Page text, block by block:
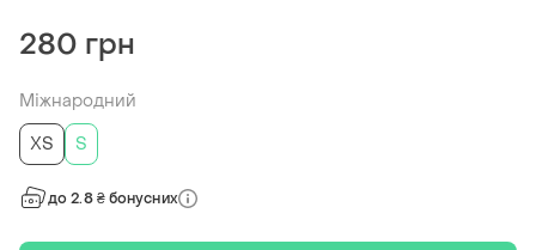
280 грн
Міжнародний
ХS
S
до 2.8 ₴ бонусних